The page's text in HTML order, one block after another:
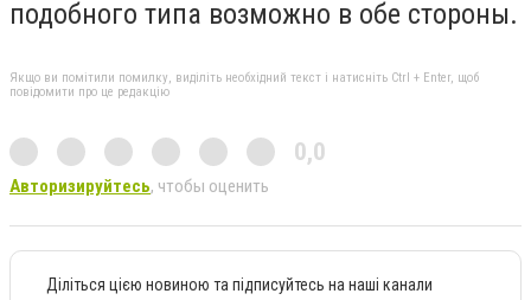
подобного типа возможно в обе стороны.
Якщо ви помітили помилку, виділіть необхідний текст і натисніть Ctrl + Enter, щоб
повідомити про це редакцію
0,0
Авторизируйтесь, чтобы оценить
Діліться цією новиною та підписуйтесь на наші канали